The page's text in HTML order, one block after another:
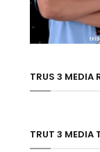
TRUS 3 MEDIA
TRUT 3 MEDIA